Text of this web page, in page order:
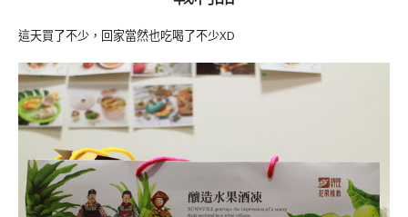
這天買了不少，回家當然也吃喝了不少XD